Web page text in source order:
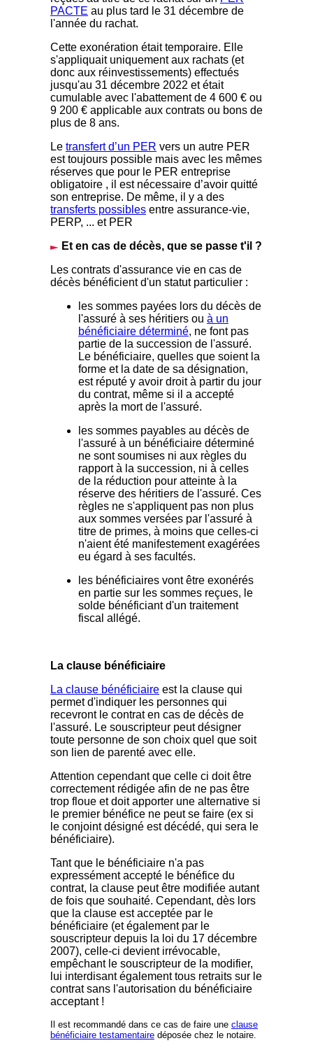
PACTE au plus tard le 31 décembre de
l'année du rachat.
Cette exonération était temporaire. Elle
s'appliquait uniquement aux rachats (et
donc aux réinvestissements) effectués
jusqu'au 31 décembre 2022 et était
cumulable avec l'abattement de 4 600 € ou
9 200 € applicable aux contrats ou bons de
plus de 8 ans.
Le transfert d’un PER vers un autre PER
est toujours possible mais avec les mêmes
réserves que pour le PER entreprise
obligatoire , il est nécessaire d’avoir quitté
son entreprise. De même, il y a des
transferts possibles entre assurance-vie,
PERP, ... et PER
Et en cas de décès, que se passe t'il ?
Les contrats d'assurance vie en cas de
décès bénéficient d'un statut particulier :
les sommes payées lors du décès de
l'assuré à ses héritiers ou à un
bénéficiaire déterminé, ne font pas
partie de la succession de l'assuré.
Le bénéficiaire, quelles que soient la
forme et la date de sa désignation,
est réputé y avoir droit à partir du jour
du contrat, même si il a accepté
après la mort de l'assuré.
les sommes payables au décès de
l'assuré à un bénéficiaire déterminé
ne sont soumises ni aux règles du
rapport à la succession, ni à celles
de la réduction pour atteinte à la
réserve des héritiers de l'assuré. Ces
règles ne s'appliquent pas non plus
aux sommes versées par l'assuré à
titre de primes, à moins que celles-ci
n'aient été manifestement exagérées
eu égard à ses facultés.
les bénéficiaires vont être exonérés
en partie sur les sommes reçues, le
solde bénéficiant d'un traitement
fiscal allégé.
La clause bénéficiaire
La clause bénéficiaire est la clause qui
permet d'indiquer les personnes qui
recevront le contrat en cas de décès de
l'assuré. Le souscripteur peut désigner
toute personne de son choix quel que soit
son lien de parenté avec elle.
Attention cependant que celle ci doit être
correctement rédigée afin de ne pas être
trop floue et doit apporter une alternative si
le premier bénéfice ne peut se faire (ex si
le conjoint désigné est décédé, qui sera le
bénéficiaire).
Tant que le bénéficiaire n'a pas
expressément accepté le bénéfice du
contrat, la clause peut être modifiée autant
de fois que souhaité. Cependant, dès lors
que la clause est acceptée par le
bénéficiaire (et également par le
souscripteur depuis la loi du 17 décembre
2007), celle-ci devient irrévocable,
empêchant le souscripteur de la modifier,
lui interdisant également tous retraits sur le
contrat sans l'autorisation du bénéficiaire
acceptant !
Il est recommandé dans ce cas de faire une clause
bénéficiaire testamentaire déposée chez le notaire.